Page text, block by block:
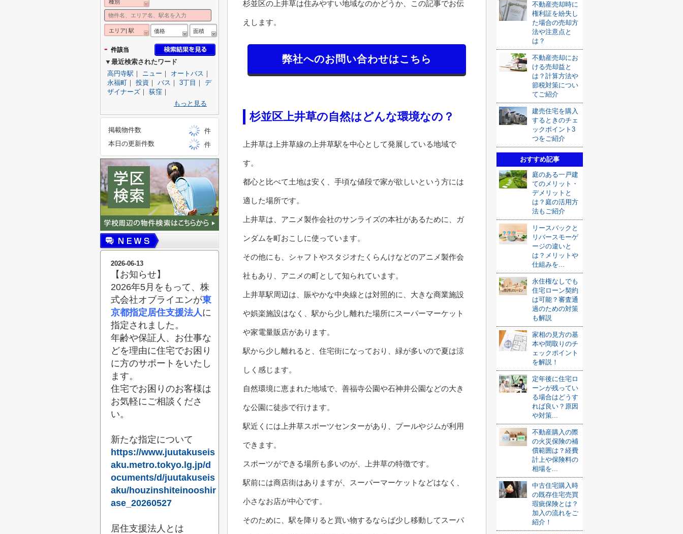
杉並区の上井草は住みやすい地域なのかどうか、この記事でお伝
えします。
弊社へのお問い合わせはこちら
杉並区上井草の自然はどんな環境なの？
上井草は上井草線の上井草駅を中心として発展している地域で
す。
都心と比べて土地は安く、手頃な値段で家が欲しいという方には
適した場所です。
上井草は、アニメ製作会社のサンライズの本社があるために、ガ
ンダムを町おこしに使っています。
その他にも、シャフトやスタジオたくらんけなどのアニメ製作会
社もあり、アニメの町として知られています。
上井草駅周辺は、賑やかな中央線とは対照的に、大きな商業施設
や娯楽施設はなく、駅から少し離れた場所にスーパーマーケット
や家電量販店があります。
駅から少し離れると、住宅街になっており、緑が多いので夏は涼
しく感じます。
自然環境に恵まれた地域で、善福寺公園や石神井公園などの大き
な公園に徒歩で行けます。
駅近くには上井草スポーツセンターがあり、プールやジムが利用
できます。
スポーツができる場所も多いのが、上井草の特徴です。
駅前には商店街はありますが、スーパーマーケットなどはなく、
小さなお店が中心です。
そのために、駅を降りると買い物するならば少し移動してスーパ
不動産売却時に
権利証を紛失し
た場合の売却方
法や注意点と
は？
不動産売却にお
ける売却益と
は？計算方法や
節税対策につい
てご紹介
建売住宅を購入
するときのチェ
ックポイント3
つをご紹介
おすすめ記事
庭のある一戸建
てのメリット・
デメリットと
は？庭の活用方
法もご紹介
リースバックと
リバースモーゲ
ージの違いと
は？メリットや
仕組みを...
永住権なしでも
住宅ローン契約
は可能？審査通
過のための対策
も解説
家相の見方の基
本や間取りのチ
ェックポイント
を解説！
定年後に住宅ロ
ーンが残ってい
る場合はどうす
れば良い？原因
や対策...
不動産購入の際
の火災保険の補
償範囲は？経費
計上や保険料の
相場を...
中古住宅購入時
の既存住宅売買
瑕疵保険とは？
加入の流れをご
紹介！
種別
エリア| 駅 価格 面積
- 件該当
▼最近検索されたワード
高円寺駅 ｜ ニュー ｜ オートバス ｜
永福町 ｜ 投資 ｜ バス ｜ 3丁目 ｜ デ
ザイナーズ ｜ 荻窪 ｜
もっと見る
掲載物件数
件
本日の更新件数
件
2026-06-13
【お知らせ】
2026年5月をもって、株
式会社オブライエンが東
京都指定居住支援法人に
指定されました。
年齢や保証人、お仕事な
どを理由に住宅でお困り
に方のサポートをいたし
ます。
住宅でお困りのお客様は
お気軽にご相談くださ
い。
新たな指定について
https://www.juutakuseis
aku.metro.tokyo.lg.jp/d
ocuments/d/juutakuseis
aku/houzinshiteinooshir
ase_20260527
居住支援法人とは